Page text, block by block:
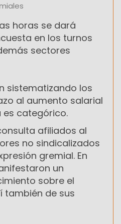
horas se dará
en los turnos
sectores
sistematizando los
al aumento salarial
es categórico.
afiliados al
no sindicalizados
gremial. En
un
sobre el
también de sus